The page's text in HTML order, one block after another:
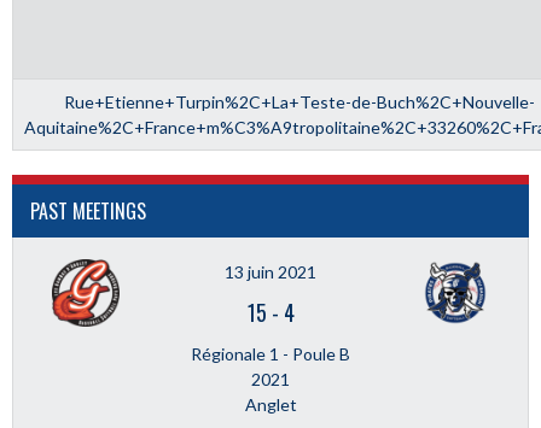
Rue+Etienne+Turpin%2C+La+Teste-de-Buch%2C+Nouvelle-
PAST MEETINGS
13 juin 2021
15 - 4
Régionale 1 - Poule B
2021
Anglet